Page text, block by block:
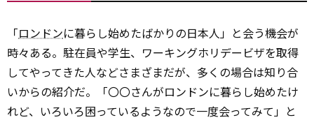
「ロンドンに暮らし始めたばかりの日本人」と会う機会が
時々ある。駐在員や学生、ワーキングホリデービザを取得
してやってきた人などさまざまだが、多くの場合は知り合
いからの紹介だ。「〇〇さんがロンドンに暮らし始めたけ
れど、いろいろ困っているようなので一度会ってみて」と